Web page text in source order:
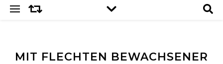
MIT FLECHTEN BEWACHSENER